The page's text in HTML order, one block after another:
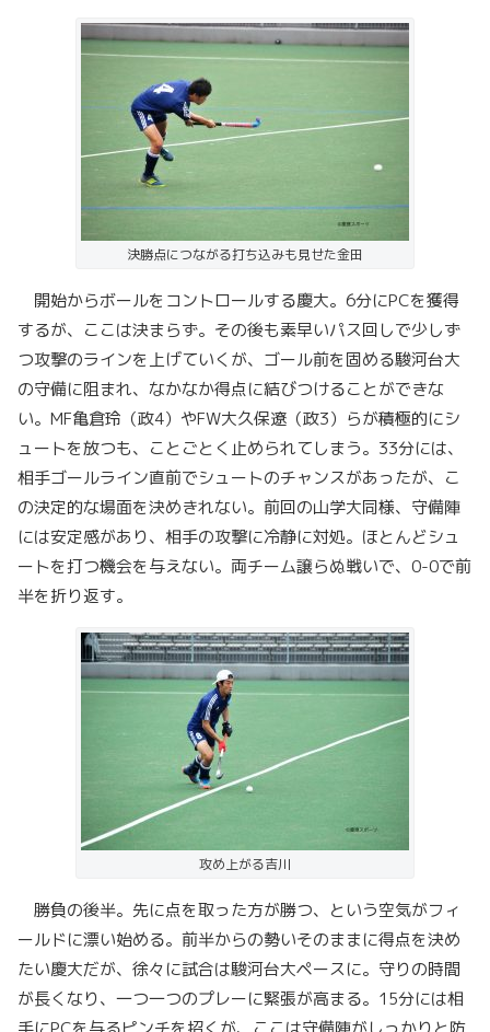
決勝点につながる打ち込みも見せた金田
開始からボールをコントロールする慶大。6分にPCを獲得
するが、ここは決まらず。その後も素早いパス回しで少しず
つ攻撃のラインを上げていくが、ゴール前を固める駿河台大
の守備に阻まれ、なかなか得点に結びつけることができな
い。MF亀倉玲（政4）やFW大久保遼（政3）らが積極的にシ
ュートを放つも、ことごとく止められてしまう。33分には、
相手ゴールライン直前でシュートのチャンスがあったが、こ
の決定的な場面を決めきれない。前回の山学大同様、守備陣
には安定感があり、相手の攻撃に冷静に対処。ほとんどシュ
ートを打つ機会を与えない。両チーム譲らぬ戦いで、0-0で前
半を折り返す。
攻め上がる吉川
勝負の後半。先に点を取った方が勝つ、という空気がフィ
ールドに漂い始める。前半からの勢いそのままに得点を決め
たい慶大だが、徐々に試合は駿河台大ペースに。守りの時間
が長くなり、一つ一つのプレーに緊張が高まる。15分には相